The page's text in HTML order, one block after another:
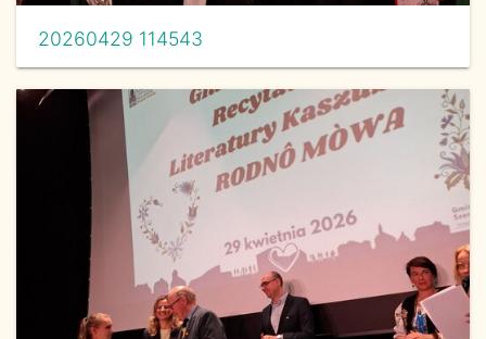
20260429 114543